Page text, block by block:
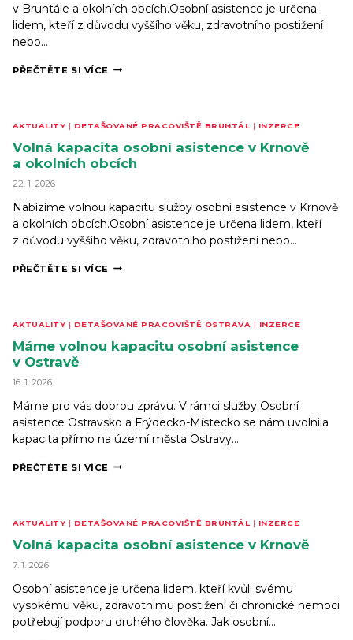
v Bruntále a okolních obcích.Osobní asistence je určena
lidem, kteří z důvodu vyššího věku, zdravotního postižení
nebo…
PŘEČTĚTE SI VÍCE VOLNÁ
A OKOLNÍCH
OBCÍCH
AKTUALITY | DETAŠOVANÉ PRACOVIŠTĚ BRUNTÁL | INZERCE
Volná kapacita osobní asistence v Krnově
a okolních obcích
22. 1. 2026
Nabízíme volnou kapacitu služby osobní asistence v Krnově
a okolních obcích.Osobní asistence je určena lidem, kteří
z důvodu vyššího věku, zdravotního postižení nebo…
PŘEČTĚTE SI VÍCE VOLNÁ
A OKOLNÍCH
OBCÍCH
AKTUALITY | DETAŠOVANÉ PRACOVIŠTĚ OSTRAVA | INZERCE
Máme volnou kapacitu osobní asistence
v Ostravě
16. 1. 2026
Máme pro vás dobrou zprávu. V rámci služby Osobní
asistence Ostravsko a Frýdecko-Místecko se nám uvolnila
kapacita přímo na území města Ostravy…
PŘEČTĚTE SI VÍCE MÁME
V OSTRAVĚ
AKTUALITY | DETAŠOVANÉ PRACOVIŠTĚ BRUNTÁL | INZERCE
Volná kapacita osobní asistence v Krnově
7. 1. 2026
Osobní asistence je určena lidem, kteří kvůli svému
vysokému věku, zdravotnímu postižení či chronické nemoci
potřebují podporu druhého člověka. Jak osobní…